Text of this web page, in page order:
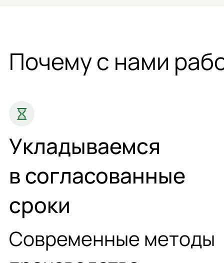
Почему с нами
Укладываемся
в согласованные
сроки
Современные методы